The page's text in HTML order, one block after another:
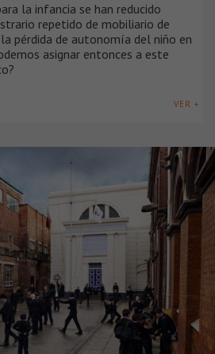
la infancia se han reducido
repetido de mobiliario de
pérdida de autonomía del niño en
asignar entonces a este
VER +